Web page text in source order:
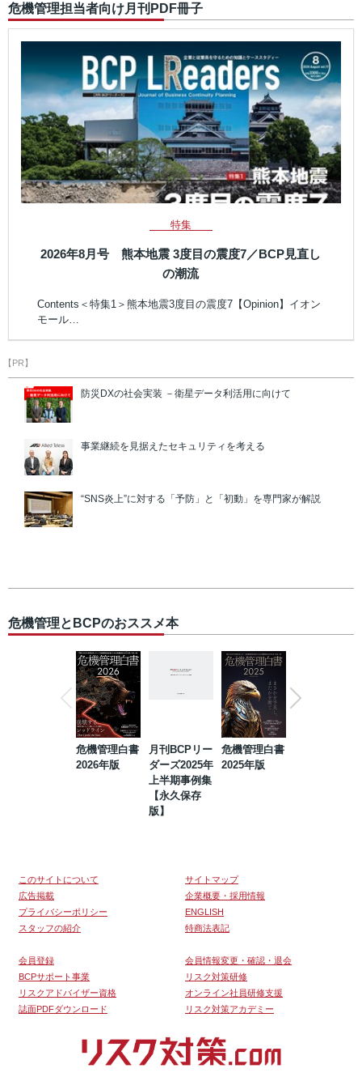
危機管理担当者向け月刊PDF冊子
特集
2026年8月号 熊本地震 3度目の震度7／BCP見直し
の潮流
Contents＜特集1＞熊本地震3度目の震度7【Opinion】イオン
モール…
【PR】
防災DXの社会実装 －衛星データ利活用に向けて
事業継続を見据えたセキュリティを考える
“SNS炎上”に対する「予防」と「初動」を専門家が解説
危機管理とBCPのおススメ本
危機管理白書
2026年版
月刊BCPリー
ダーズ2025年
上半期事例集
【永久保存
版】
危機管理白書
2025年版
このサイトについて
サイトマップ
広告掲載
企業概要・採用情報
プライバシーポリシー
ENGLISH
スタッフの紹介
特商法表記
会員登録
会員情報変更・確認・退会
BCPサポート事業
リスク対策研修
リスクアドバイザー資格
オンライン社員研修支援
誌面PDFダウンロード
リスク対策アカデミー